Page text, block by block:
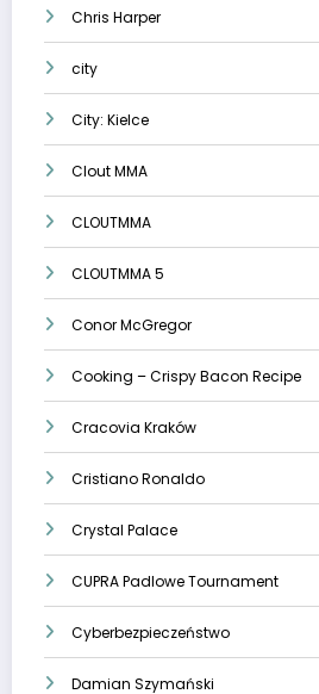
Chris Harper
city
City: Kielce
Clout MMA
CLOUTMMA
CLOUTMMA 5
Conor McGregor
Cooking – Crispy Bacon Recipe
Cracovia Kraków
Cristiano Ronaldo
Crystal Palace
CUPRA Padlowe Tournament
Cyberbezpieczeństwo
Damian Szymański